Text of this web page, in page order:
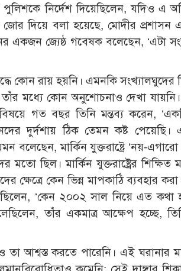
পুলিশকে নির্দেশ দিয়েছিলেন, যদিও এ
দিয়ে বলা হয়েছে, মোদীর প্রশাসন
একজন জ্যেষ্ঠ গবেষক বলেছেন, ‘এটা
কোন রায় হয়নি। এমনকি সংখ্যালঘুদের
মধ্যে কোন অনুশোচনাও দেখা যায়নি।
গত বছর তিনি মন্তব্য করেন,
দুর্দশায় ঠিক তেমন কষ্ট পেয়েছি।
বলেছেন, মার্কিন যুক্তরাষ্ট্রে ‘নয়-
ছিল। মার্কিন যুক্তরাষ্ট্রের শিক্ষিত
ক্ষেত্রে কেন ভিন্ন মাপকাঠি ব্যবহার
‘কেন ২০০২ সাল নিয়ে এত কথা
তাঁর একমাত্র আক্ষেপ হচ্ছে,
তা আশ্বস্ত করতে পারেনি। এই ঘরানার